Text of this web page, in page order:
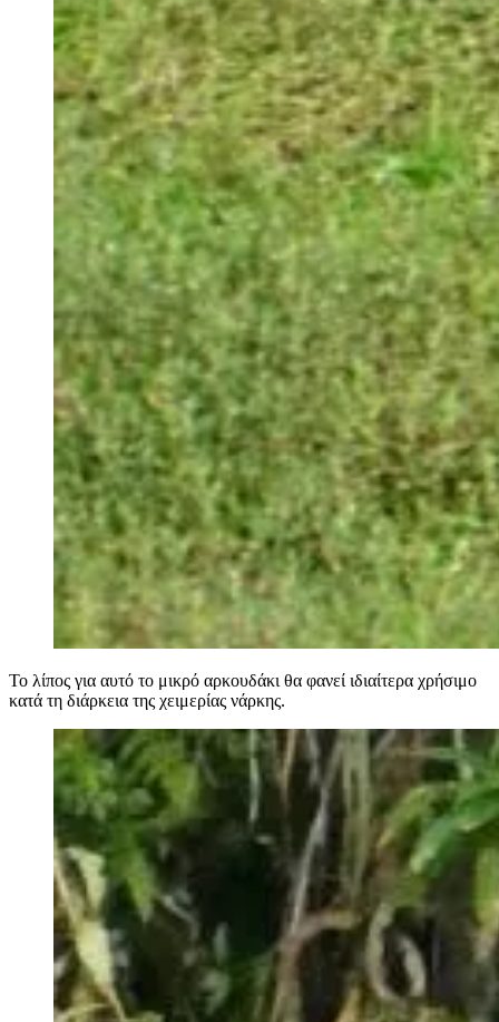
Το λίπος για αυτό το μικρό αρκουδάκι θα φανεί ιδιαίτερα χρήσιμο
κατά τη διάρκεια της χειμερίας νάρκης.